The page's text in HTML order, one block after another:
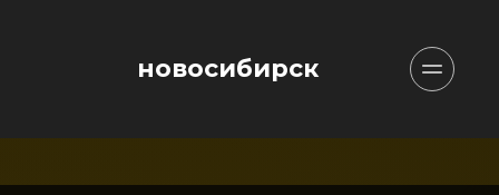
новосибирск